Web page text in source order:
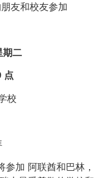
友和校友参加
期二
点
校
参加 阿联酋和巴林，